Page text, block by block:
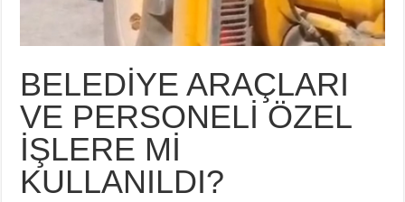
BELEDİYE ARAÇLARI
VE PERSONELİ ÖZEL
İŞLERE Mİ
KULLANILDI?